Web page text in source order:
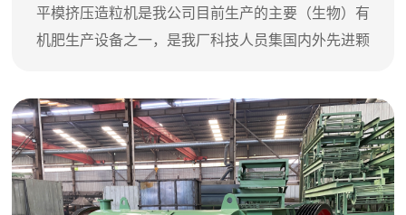
平模挤压造粒机是我公司目前生产的主要（生物）有
机肥生产设备之一，是我厂科技人员集国内外先进颗
心制造的肥料机械，该机工艺优良，操作简单，并设
计出有不同型号多种机型，是肥料加工单位理想的加
工机械。用途及特点1、该机主要用于（生物）有机肥
和养殖业加工行业的颗粒加工；2、该机加工的颗粒状
物料表面光洁，硬度适中，在加工过程中温升低并能